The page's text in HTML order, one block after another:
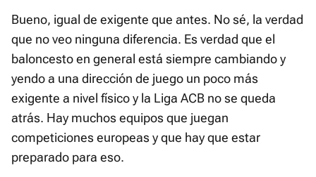
Bueno, igual de exigente que antes. No sé, la verdad
que no veo ninguna diferencia. Es verdad que el
baloncesto en general está siempre cambiando y
yendo a una dirección de juego un poco más
exigente a nivel físico y la Liga ACB no se queda
atrás. Hay muchos equipos que juegan
competiciones europeas y que hay que estar
preparado para eso.